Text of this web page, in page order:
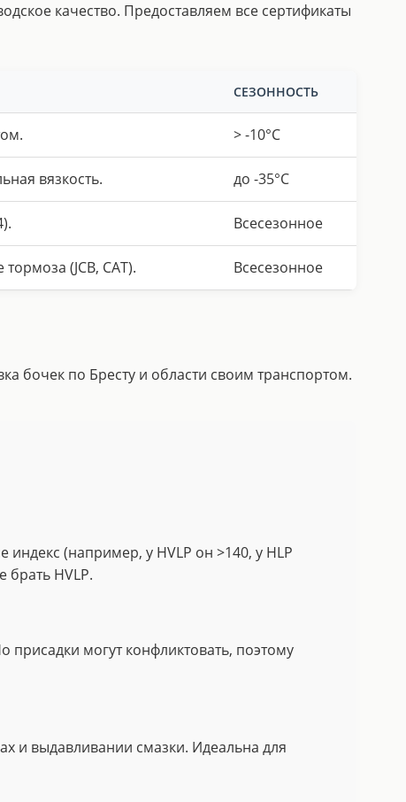
качество. Предоставляем все сертификаты
СЕЗОННОСТЬ
> -10°C
вязкость. до -35°C
Всесезонное
(JCB, CAT). Всесезонное
бочек по Бресту и области своим транспортом.
(например, у HVLP он >140, у HLP
HVLP.
могут конфликтовать, поэтому
и выдавливании смазки. Идеальна для